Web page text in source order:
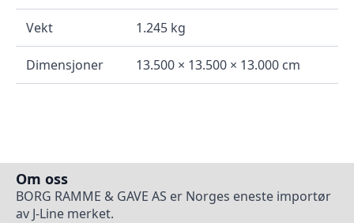
Vekt 1.245 kg
Dimensjoner 13.500 × 13.500 × 13.000 cm
Om oss
BORG RAMME & GAVE AS er Norges eneste importør
av J-Line merket.